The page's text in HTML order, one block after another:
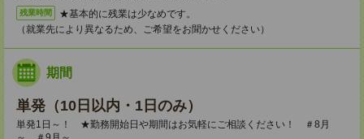
残業時間
★基本的に残業は少なめです。
（就業先により異なるため、ご希望をお聞かせください）
期間
単発（10日以内・1日のみ）
単発1日～！ ★勤務開始日や期間はお気軽にご相談ください！ ＃8月